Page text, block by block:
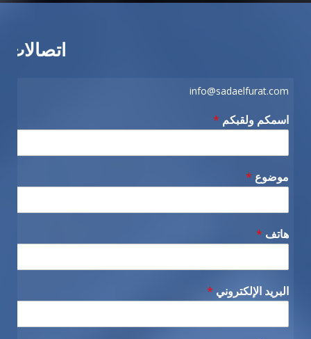
اتصالات
info@sadaelfurat.com
اسمكم ولقبكم *
موضوع *
هاتف *
البريد الإلكتروني *